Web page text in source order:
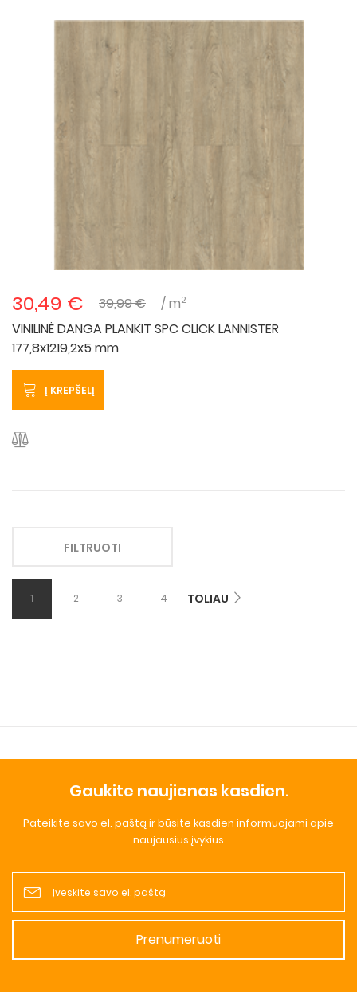
30,49 € 39,99 € / m2
VINILINĖ DANGA PLANKIT SPC CLICK LANNISTER
177,8x1219,2x5 mm
Į KREPŠELĮ
FILTRUOTI
1 2 3 4 TOLIAU
Gaukite naujienas kasdien.
Pateikite savo el. paštą ir būsite kasdien informuojami apie
naujausius įvykius
Prenumeruoti